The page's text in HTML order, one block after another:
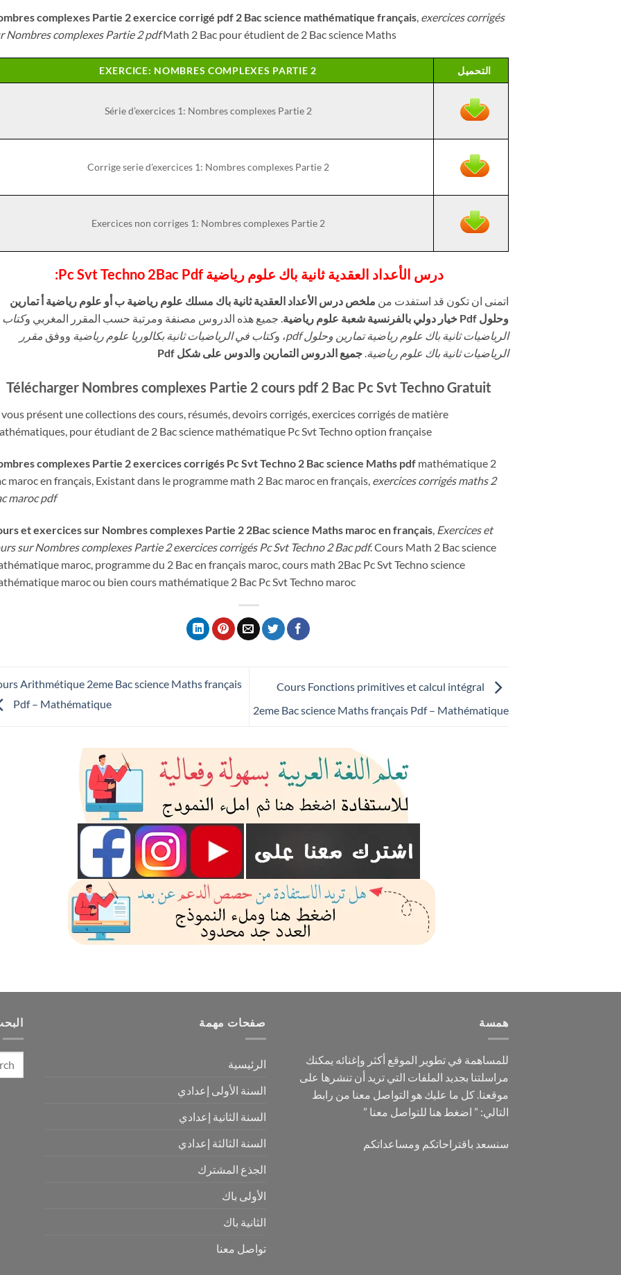
complexes Partie 2 exercice corrigé pdf 2 Bac science mathématique français, exercices corrigés
Nombres complexes Partie 2 pdfMath 2 Bac pour étudient de 2 Bac science Maths
التحميل EXERCICE: NOMBRES COMPLEXES PARTIE 2
Série d’exercices 1: Nombres complexes Partie 2
Corrige serie d’exercices 1: Nombres complexes Partie 2
Exercices non corriges 1: Nombres complexes Partie 2
درس الأعداد العقدية ثانية باك علوم رياضية Pc Svt Techno 2Bac Pdf:
اتمنى ان تكون قد استفدت من ملخص درس الأعداد العقدية ثانية باك مسلك علوم رياضية ب أو علوم رياضية أ تمارين
وحلول Pdf خيار دولي بالفرنسية شعبة علوم رياضية
. جميع هذه الدروس مصنفة ومرتبة حسب المقرر المغربي وكتاب
الرياضيات ثانية باك علوم رياضية تمارين وحلول pdf
، وكتاب في الرياضيات ثانية بكالوريا علوم رياضية ووفق مقرر
الرياضيات ثانية باك علوم رياضية.جميع الدروس التمارين والدوس على شكل Pdf
Télécharger Nombres complexes Partie 2 cours pdf 2 Bac Pc Svt Techno Gratuit
vous présent une collections des cours, résumés, devoirs corrigés, exercices corrigés de matière
pour étudiant de 2 Bac science mathématique Pc Svt Techno option française
complexes Partie 2 exercices corrigés Pc Svt Techno 2 Bac science Maths pdf mathématique 2
maroc en français, Existant dans le programme math 2 Bac maroc en français, exercices corrigés maths 2
maroc pdf
et exercices sur Nombres complexes Partie 2 2Bac science Maths maroc en français Exercices et
sur Nombres complexes Partie 2 exercices corrigés Pc Svt Techno 2 Bac pdf. Cours Math 2 Bac science
maroc, programme du 2 Bac en français maroc, cours math 2Bac Pc Svt Techno science
maroc ou bien cours mathématique 2 Bac Pc Svt Techno maroc
Cours Fonctions primitives et calcul intégral
2eme Bac science Maths français Pdf – Mathématique
Arithmétique 2eme Bac science Maths français
Pdf – Mathématique
همسة
للمساهمة في تطوير الموقع أكثر وإغنائه يمكنك
مراسلتنا بجديد الملفات التي تريد أن تنشرها على
موقعنا. كل ما عليك هو التواصل معنا من رابط
التالي: ” اضغط هنا للتواصل معنا ”
سنسعد باقتراحاتكم ومساعداتكم
صفحات مهمة
الرئيسية
السنة الأولى إعدادي
السنة الثانية إعدادي
السنة الثالثة إعدادي
الجذع المشترك
الأولى باك
الثانية باك
تواصل معنا